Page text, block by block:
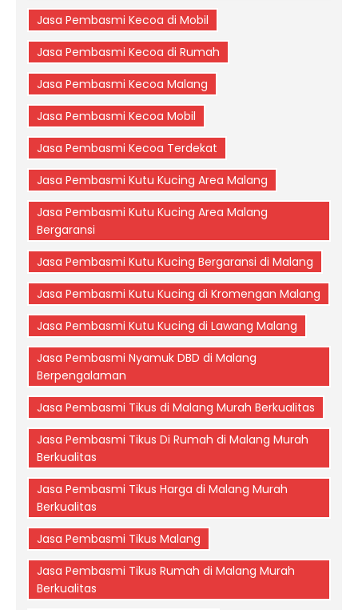
Jasa Pembasmi Kecoa di Mobil
Jasa Pembasmi Kecoa di Rumah
Jasa Pembasmi Kecoa Malang
Jasa Pembasmi Kecoa Mobil
Jasa Pembasmi Kecoa Terdekat
Jasa Pembasmi Kutu Kucing Area Malang
Jasa Pembasmi Kutu Kucing Area Malang
Bergaransi
Jasa Pembasmi Kutu Kucing Bergaransi di Malang
Jasa Pembasmi Kutu Kucing di Kromengan Malang
Jasa Pembasmi Kutu Kucing di Lawang Malang
Jasa Pembasmi Nyamuk DBD di Malang
Berpengalaman
Jasa Pembasmi Tikus di Malang Murah Berkualitas
Jasa Pembasmi Tikus Di Rumah di Malang Murah
Berkualitas
Jasa Pembasmi Tikus Harga di Malang Murah
Berkualitas
Jasa Pembasmi Tikus Malang
Jasa Pembasmi Tikus Rumah di Malang Murah
Berkualitas